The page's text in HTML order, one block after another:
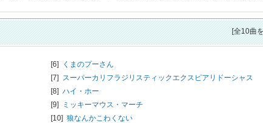
[全10曲
[6]
くまのプーさん
[7] スーパーカリフラジリスティックエクスピアリドーシャス
[8] ハイ・ホー
[9]
ミッキーマウス・マーチ
[10] 狼なんかこわくない